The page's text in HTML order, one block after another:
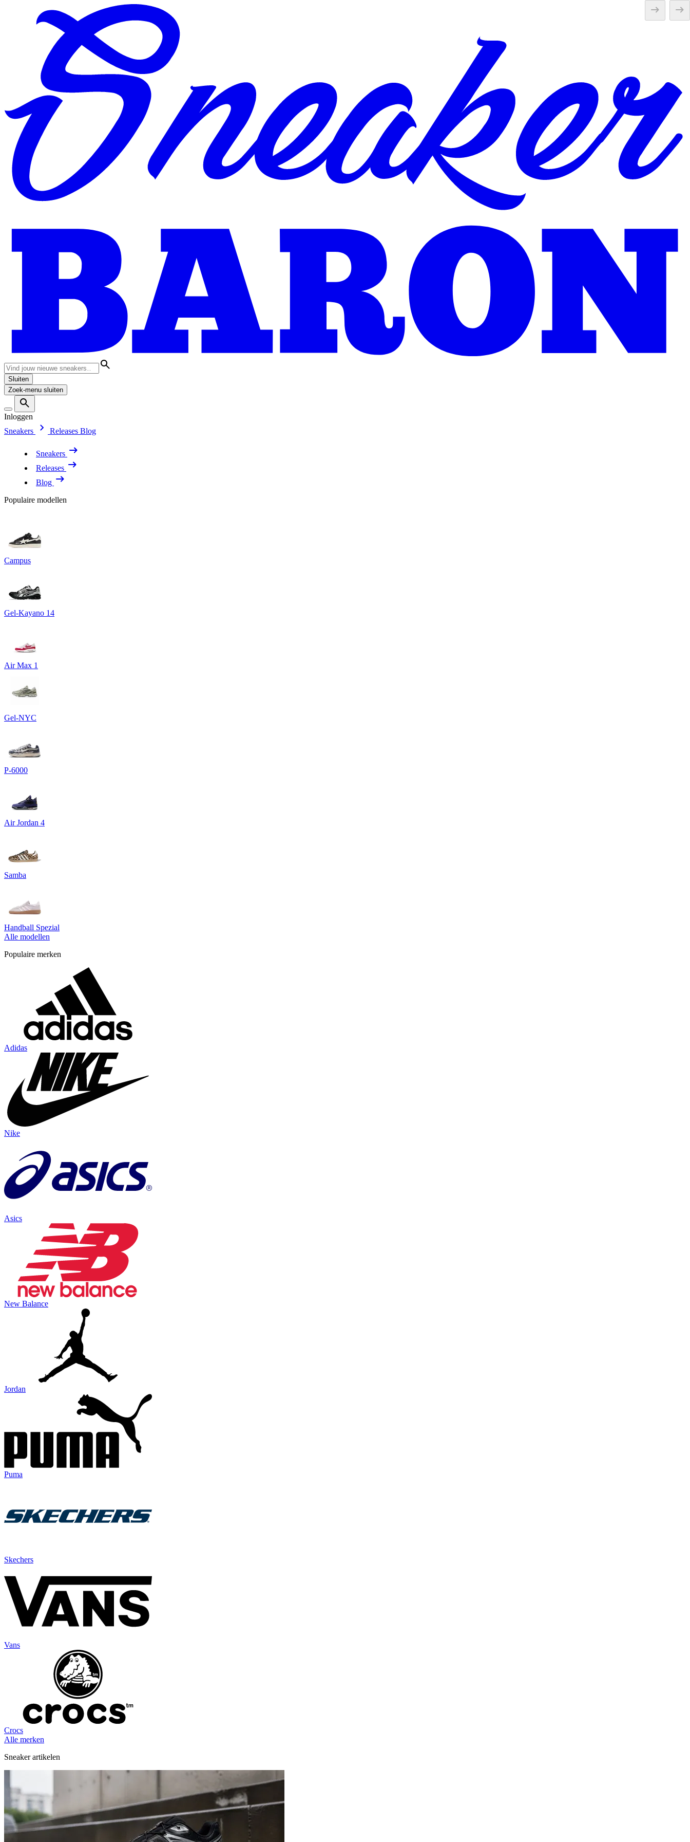
Sluiten
Zoek-menu sluiten
Inloggen
Sneakers
Releases Blog
Sneakers
Releases
Blog
Populaire modellen
Campus
Gel-Kayano 14
Air Max 1
Gel-NYC
P-6000
Air Jordan 4
Samba
Handball Spezial
Alle modellen
Populaire merken
Adidas
Nike
Asics
New Balance
Jordan
Puma
Skechers
Vans
Crocs
Alle merken
Sneaker artikelen